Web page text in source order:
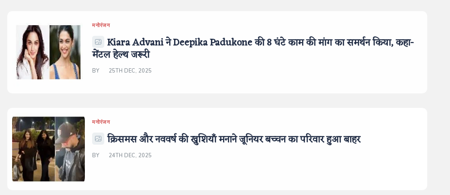
मनोरंजन
Kiara Advani ने Deepika Padukone की 8 घंटे काम की मांग का समर्थन किया, कहा-
मेंटल हेल्थ जरूरी
BY 25TH DEC, 2025
मनोरंजन
क्रिसमस और नववर्ष की खुशियाँ मनाने जूनियर बच्चन का परिवार हुआ बाहर
BY 24TH DEC, 2025